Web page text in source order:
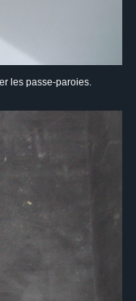
les passe-paroies.